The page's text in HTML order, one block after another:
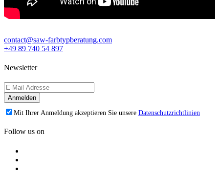
contact@saw-farbtypberatung.com
+49 89 740 54 897
Newsletter
Mit Ihrer Anmeldung akzeptieren Sie unsere Datenschutzrichtlinien
Follow us on